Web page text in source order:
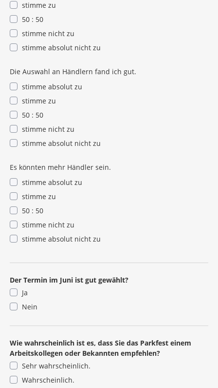
stimme zu
50 : 50
stimme nicht zu
stimme absolut nicht zu
Die Auswahl an Händlern fand ich gut.
stimme absolut zu
stimme zu
50 : 50
stimme nicht zu
stimme absolut nicht zu
Es könnten mehr Händler sein.
stimme absolut zu
stimme zu
50 : 50
stimme nicht zu
stimme absolut nicht zu
Der Termin im Juni ist gut gewählt?
Ja
Nein
Wie wahrscheinlich ist es, dass Sie das Parkfest einem
Arbeitskollegen oder Bekannten empfehlen?
Sehr wahrscheinlich.
Wahrscheinlich.